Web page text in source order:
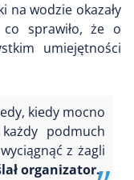
na wodzie okazały
co sprawiło, że o
umiejętności
kiedy mocno
podmuch
z żagli
organizator.